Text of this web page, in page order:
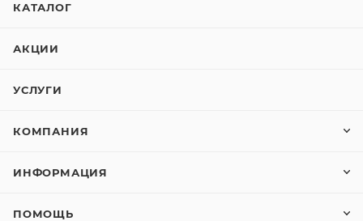
КАТАЛОГ
АКЦИИ
УСЛУГИ
КОМПАНИЯ
ИНФОРМАЦИЯ
ПОМОЩЬ